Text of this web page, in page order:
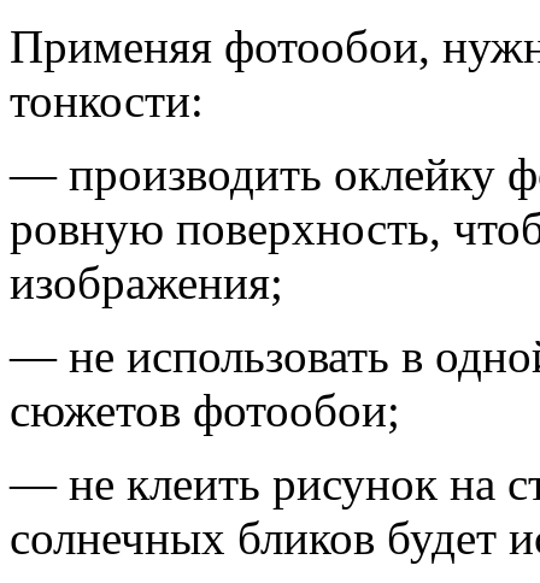
Применяя фотообои,
тонкости:
— производить оклейку
ровную поверхность,
изображения;
— не использовать в
сюжетов фотообои;
— не клеить рисунок на
солнечных бликов будет